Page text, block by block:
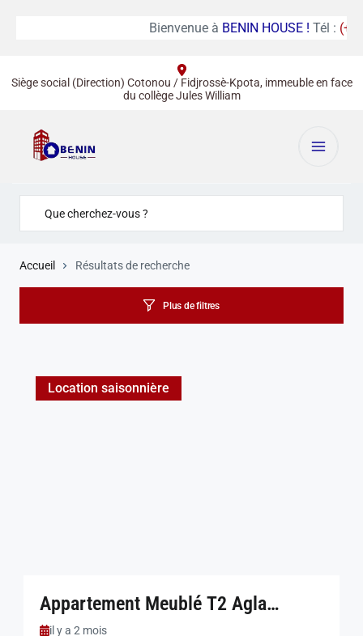
Bienvenue àBENIN HOUSE ! Tél :
Siège social (Direction) Cotonou / Fidjrossè-Kpota, immeuble en face
du collège Jules William
Accueil Résultats de recherche
Plus de filtres
Location saisonnière
Appartement Meublé T2 Agla
Cotonou
il y a 2 mois